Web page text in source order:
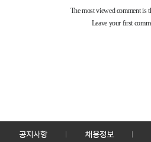
공지사항 채용정보